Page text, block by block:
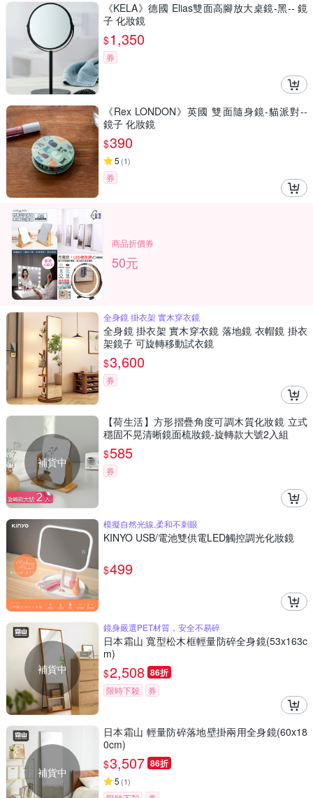
《KELA》德國 Elias雙面高腳放大桌鏡-黑-- 鏡
子 化妝鏡
$1,350
券
《Rex LONDON》英國 雙面隨身鏡-貓派對--
鏡子 化妝鏡
$390
5 (1)
券
商品折價券
50元
全身鏡 掛衣架 實木穿衣鏡
全身鏡 掛衣架 實木穿衣鏡 落地鏡 衣帽鏡 掛衣
架鏡子 可旋轉移動試衣鏡
$3,600
券
補貨中
【荷生活】方形摺疊角度可調木質化妝鏡 立式
穩固不晃清晰鏡面梳妝鏡-旋轉款大號2入組
$585
券
模擬自然光線,柔和不刺眼
KINYO USB/電池雙供電LED觸控調光化妝鏡
$499
補貨中
鏡身嚴選PET材質，安全不易碎
日本霜山 寬型松木框輕量防碎全身鏡(53x163c
m)
$2,508 86折
限時下殺 券
補貨中
日本霜山 輕量防碎落地壁掛兩用全身鏡(60x18
0cm)
$3,507 86折
5 (1)